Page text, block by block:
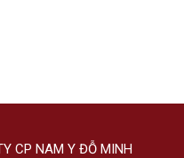
CP NAM Y ĐỖ MINH